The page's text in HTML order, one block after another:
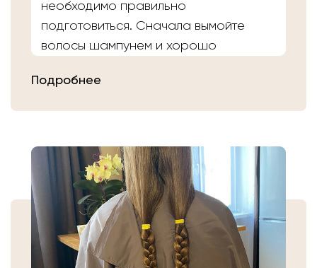
необходимо правильно
подготовиться. Сначала вымойте
волосы шампунем и хорошо
Затем плотно закрепите волосы
самостоятельно, то косичку
аккуратно уложите в пакет или бумагу.
Или просто приходите в салон «Банк
Волос».
Подробнее